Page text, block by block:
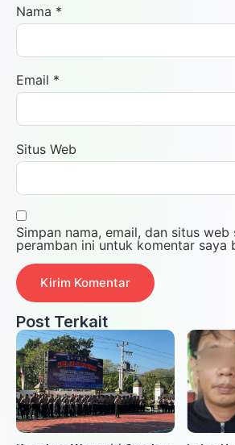
Nama *
Email *
Situs Web
Simpan nama, email, dan situs web
peramban ini untuk komentar saya
Post Terkait